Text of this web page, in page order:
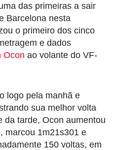
das primeiras a sair
Barcelona nesta
o primeiro dos cinco
e dados
Ocon ao volante do VF-
logo pela manhã e
sua melhor volta
da tarde, Ocon aumentou
marcou 1m21s301 e
150 voltas, em